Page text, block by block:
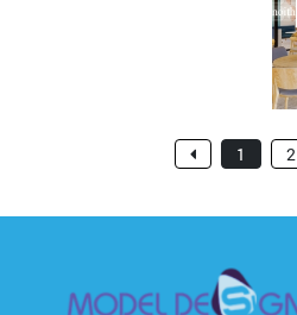
1 2